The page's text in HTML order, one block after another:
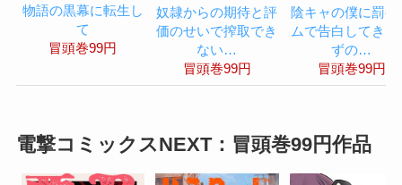
物語の黒幕に転生し
て
冒頭巻99円
奴隷からの期待と評
価のせいで搾取でき
ない…
冒頭巻99円
陰キャの僕に罰ゲ
ムで告白してきた
ずの…
冒頭巻99円
電撃コミックスNEXT：冒頭巻99円作品